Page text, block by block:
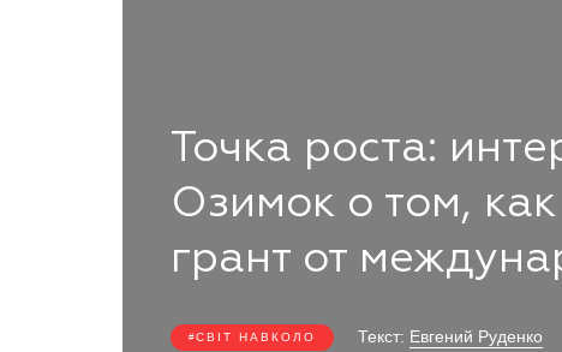
Точка роста:
Озимок о том,
грант от
СВІТ НАВКОЛО Текст: Евгений Руденко